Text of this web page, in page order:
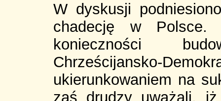
W dyskusji
chadecję w Polsce.
konieczności
Chrześcijansko-
ukierunkowaniem na
zaś drudzy uważali,